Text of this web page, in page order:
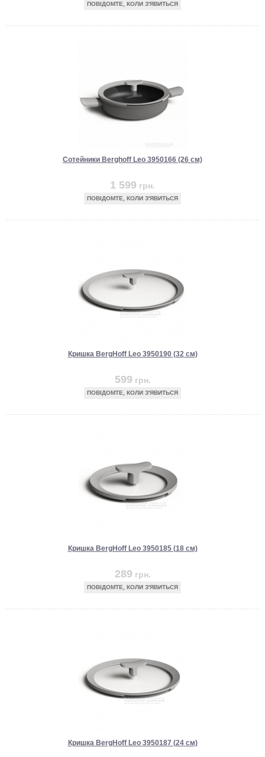
ПОВІДОМТЕ, КОЛИ З'ЯВИТЬСЯ
Сотейники Berghoff Leo 3950166 (26 см)
1 599 грн.
ПОВІДОМТЕ, КОЛИ З'ЯВИТЬСЯ
Кришка BergHoff Leo 3950190 (32 см)
599 грн.
ПОВІДОМТЕ, КОЛИ З'ЯВИТЬСЯ
Кришка BergHoff Leo 3950185 (18 см)
289 грн.
ПОВІДОМТЕ, КОЛИ З'ЯВИТЬСЯ
Кришка BergHoff Leo 3950187 (24 см)